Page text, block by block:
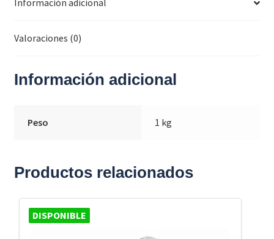
Información adicional
Valoraciones (0)
Información adicional
Peso 1 kg
Productos relacionados
DISPONIBLE